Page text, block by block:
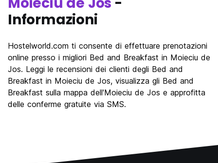
Informazioni
Hostelworld.com ti consente di effettuare prenotazioni
online presso i migliori Bed and Breakfast in Moieciu de
Jos. Leggi le recensioni dei clienti degli Bed and
Breakfast in Moieciu de Jos, visualizza gli Bed and
Breakfast sulla mappa dell'Moieciu de Jos e approfitta
delle conferme gratuite via SMS.